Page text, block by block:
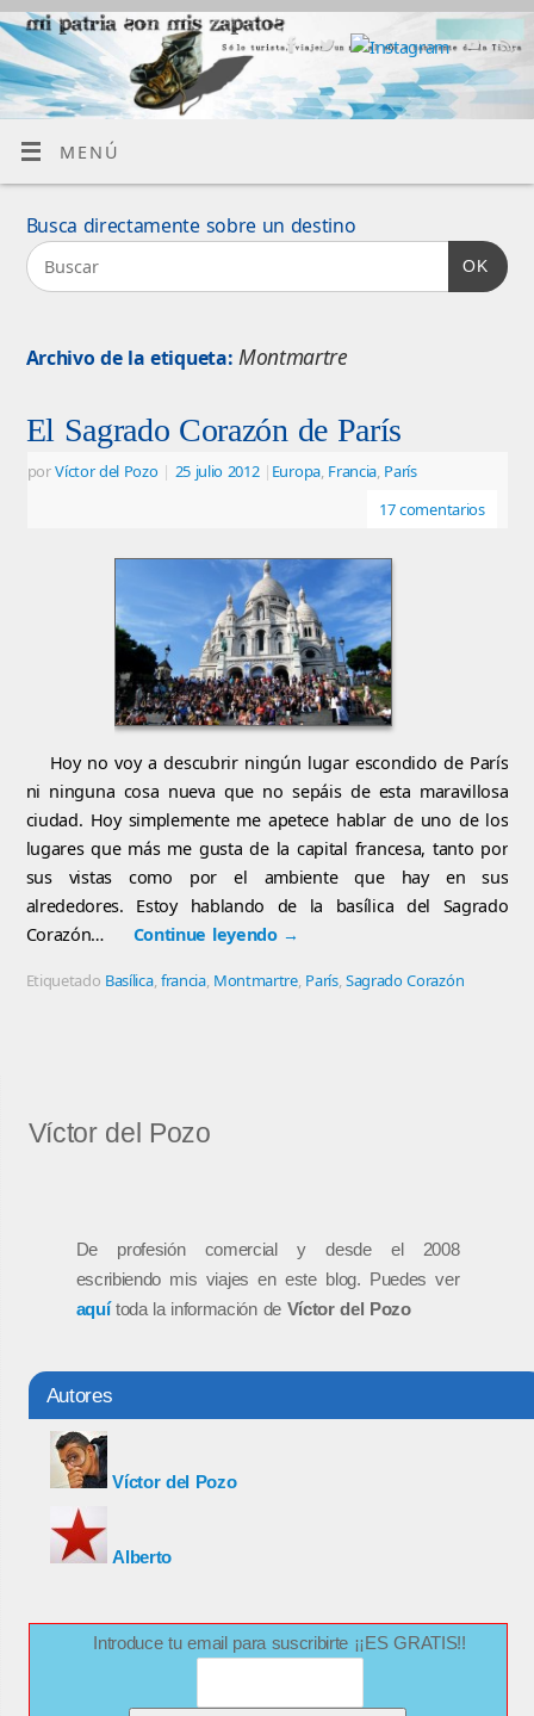
MENÚ
Busca directamente sobre un destino
OK
Archivo de la etiqueta: Montmartre
El Sagrado Corazón de París
porVíctor del Pozo | 25 julio 2012 | Europa, Francia París
17 comentarios
Hoy no voy a descubrir ningún lugar escondido de París
ni ninguna cosa nueva que no sepáis de esta maravillosa
ciudad. Hoy simplemente me apetece hablar de uno de los
lugares que más me gusta de la capital francesa, tanto por
sus vistas como por el ambiente que hay en sus
alrededores. Estoy hablando de la basílica del Sagrado
Corazón…
Continue leyendo →
Etiquetado Basílica,francia, Montmartre, París,Sagrado Corazón
Víctor del Pozo
De profesión comercial y desde el 2008
escribiendo mis viajes en este blog. Puedes ver
aquítoda la información de Víctor del Pozo
Autores
Víctor del Pozo
Alberto
Introduce tu email para suscribirte ¡¡ES GRATIS!!